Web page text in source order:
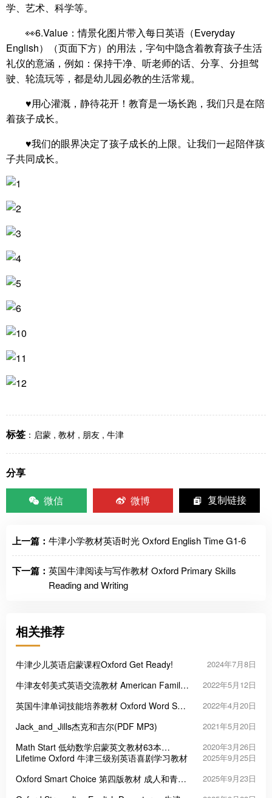
学、艺术、科学等。
👀6.Value：情景化图片带入每日英语（Everyday
English）（页面下方）的用法，字句中隐含着教育孩子生活
礼仪的意涵，例如：保持干净、听老师的话、分享、分担驾
驶、轮流玩等，都是幼儿园必教的生活常规。
♥️用心灌溉，静待花开！教育是一场长跑，我们只是在陪
着孩子成长。
♥️我们的眼界决定了孩子成长的上限。让我们一起陪伴孩
子共同成长。
标签 ： 启蒙 , 教材 , 朋友 , 牛津
分享
微信
微博 复制链接
上一篇： 牛津小学教材英语时光 Oxford English Time G1-6
下一篇： 英国牛津阅读与写作教材 Oxford Primary Skills
Reading and Writing
相关推荐
牛津少儿英语启蒙课程Oxford Get Ready! 2024年7月8日
牛津友邻美式英语交流教材 American Family
2022年5月12日
英国牛津单词技能培养教材 Oxford Word Skill
2022年4月20日
Jack_and_Jills杰克和吉尔(PDF MP3) 2021年5月20日
Math Start 低幼数学启蒙英文教材63本
（PDF）
2020年3月26日
Lifetime Oxford 牛津三级别英语喜剧学习教材 2025年9月25日
Oxford Smart Choice 第四版教材 成人和青少
2025年9月23日